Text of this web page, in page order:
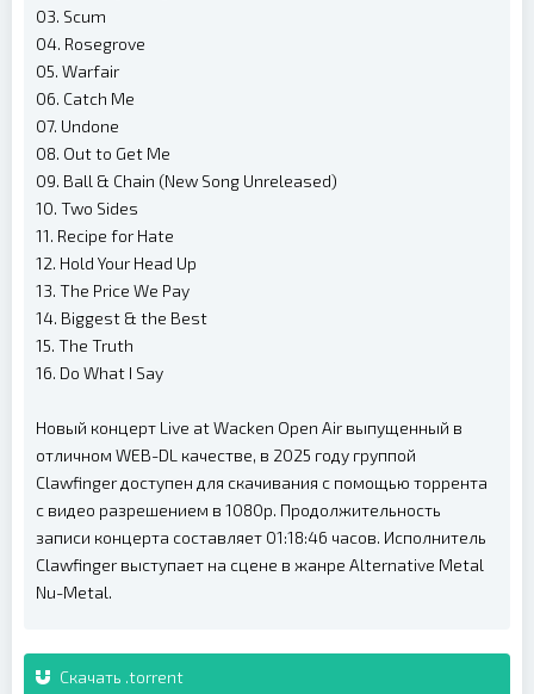
03. Scum
04. Rosegrove
05. Warfair
06. Catch Me
07. Undone
08. Out to Get Me
09. Ball & Chain (New Song Unreleased)
10. Two Sides
11. Recipe for Hate
12. Hold Your Head Up
13. The Price We Pay
14. Biggest & the Best
15. The Truth
16. Do What I Say
Новый концерт Live at Wacken Open Air выпущенный в
отличном WEB-DL качестве, в 2025 году группой
Clawfinger доступен для скачивания с помощью торрента
с видео разрешением в 1080p. Продолжительность
записи концерта составляет 01:18:46 часов. Исполнитель
Clawfinger выступает на сцене в жанре Alternative Metal
Nu-Metal.
Скачать .torrent